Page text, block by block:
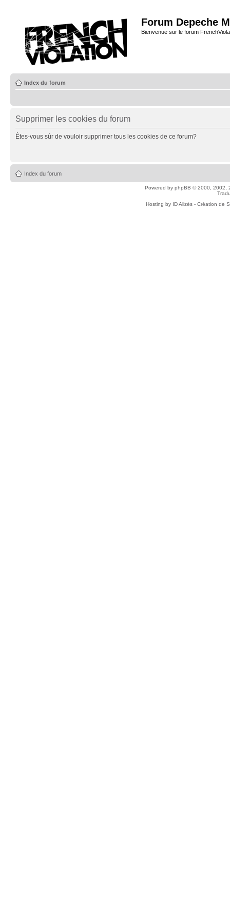
Forum Depeche
Bienvenue sur le forum
Index du forum
Supprimer les cookies du forum
Êtes-vous sûr de vouloir supprimer tous les cookies de ce forum?
Index du forum
Powered by phpBB © 2000, 2002,
Hosting by ID Alizés - Création de